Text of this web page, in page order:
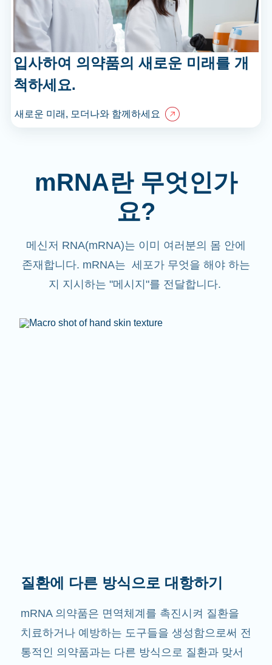
입사하여 의약품의 새로운 미래를 개
척하세요.
새로운 미래, 모더나와 함께하세요
mRNA란 무엇인가
요?
메신저 RNA(mRNA)는 이미 여러분의 몸 안에
존재합니다. mRNA는 세포가 무엇을 해야 하는
지 지시하는 "메시지"를 전달합니다.
질환에 다른 방식으로 대항하기
mRNA 의약품은 면역체계를 촉진시켜 질환을
치료하거나 예방하는 도구들을 생성함으로써 전
통적인 의약품과는 다른 방식으로 질환과 맞서